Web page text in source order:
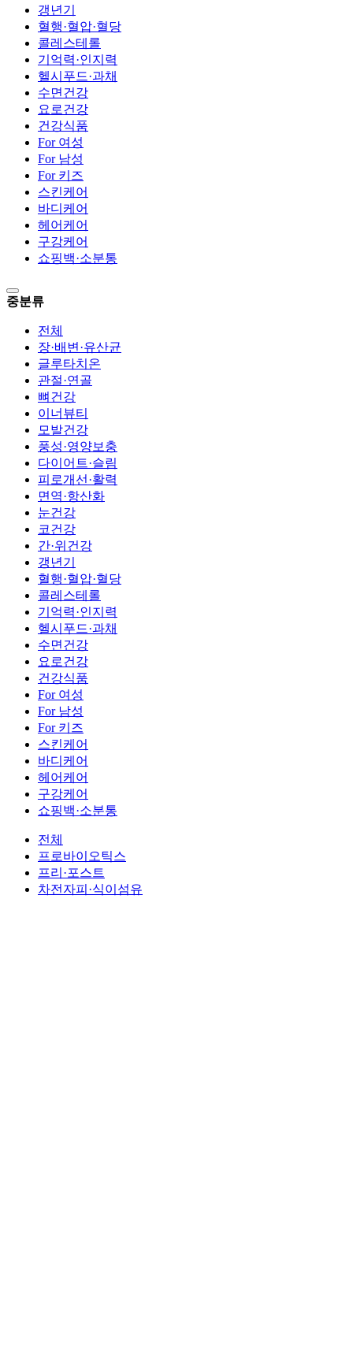
갱년기
혈행·혈압·혈당
콜레스테롤
기억력·인지력
헬시푸드·과채
수면건강
요로건강
건강식품
For 여성
For 남성
For 키즈
스킨케어
바디케어
헤어케어
구강케어
쇼핑백·소분통
중분류
전체
장·배변·유산균
글루타치온
관절·연골
뼈건강
이너뷰티
모발건강
풍성·영양보충
다이어트·슬림
피로개선·활력
면역·항산화
눈건강
코건강
간·위건강
갱년기
혈행·혈압·혈당
콜레스테롤
기억력·인지력
헬시푸드·과채
수면건강
요로건강
건강식품
For 여성
For 남성
For 키즈
스킨케어
바디케어
헤어케어
구강케어
쇼핑백·소분통
전체
프로바이오틱스
프리·포스트
차전자피·식이섬유